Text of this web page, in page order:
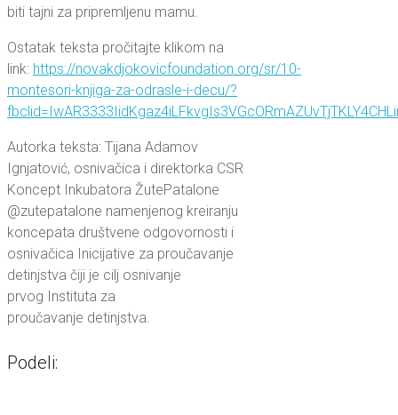
biti tajni za pripremljenu mamu.
Ostatak teksta pročitajte klikom na
link: https://novakdjokovicfoundation.org/sr/10-
montesori-knjiga-za-odrasle-i-decu/?
Autorka teksta: Tijana Adamov
Ignjatović, osnivačica i direktorka CSR
Koncept Inkubatora ŽutePatalone
@zutepatalone namenjenog kreiranju
koncepata društvene odgovornosti i
osnivačica Inicijative za proučavanje
detinjstva čiji je cilj osnivanje
prvog Instituta za
proučavanje detinjstva.
Podeli: